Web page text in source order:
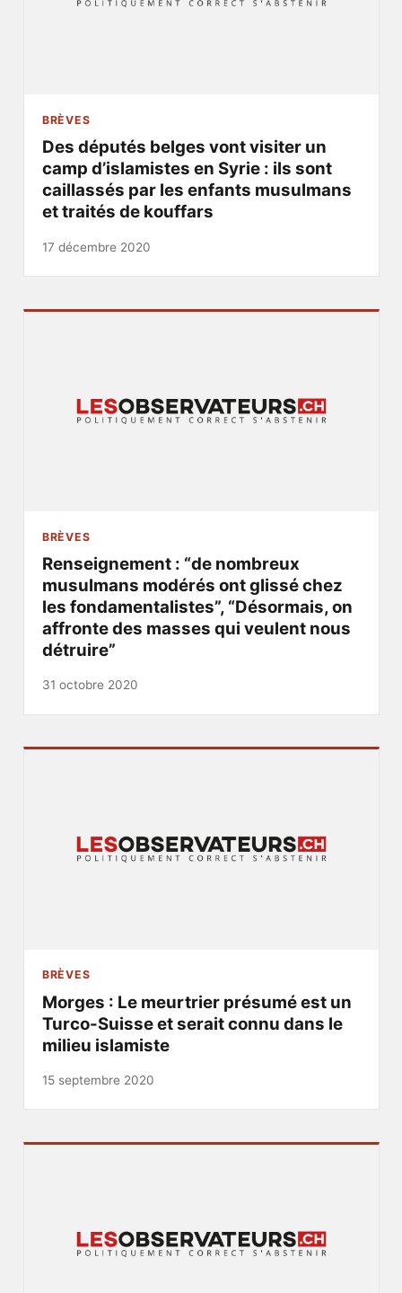
BRÈVES
Des députés belges vont visiter un
camp d’islamistes en Syrie : ils sont
caillassés par les enfants musulmans
et traités de kouffars
17 décembre 2020
BRÈVES
Renseignement : “de nombreux
musulmans modérés ont glissé chez
les fondamentalistes”, “Désormais, on
affronte des masses qui veulent nous
détruire”
31 octobre 2020
BRÈVES
Morges : Le meurtrier présumé est un
Turco-Suisse et serait connu dans le
milieu islamiste
15 septembre 2020